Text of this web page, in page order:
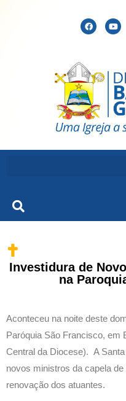
Investidura de
na
Aconteceu na noite deste
Paróquia São Francisco, em
Central da Diocese). A
novos ministros da capela
renovação dos atuantes.